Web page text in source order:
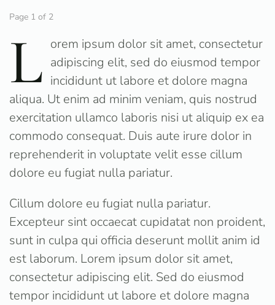
Page 1 of 2
L orem ipsum dolor sit amet, consectetur
adipiscing elit, sed do eiusmod tempor
incididunt ut labore et dolore magna
aliqua. Ut enim ad minim veniam, quis nostrud
exercitation ullamco laboris nisi ut aliquip ex ea
commodo consequat. Duis aute irure dolor in
reprehenderit in voluptate velit esse cillum
dolore eu fugiat nulla pariatur.
Cillum dolore eu fugiat nulla pariatur.
Excepteur sint occaecat cupidatat non proident,
sunt in culpa qui officia deserunt mollit anim id
est laborum. Lorem ipsum dolor sit amet,
consectetur adipiscing elit. Sed do eiusmod
tempor incididunt ut labore et dolore magna